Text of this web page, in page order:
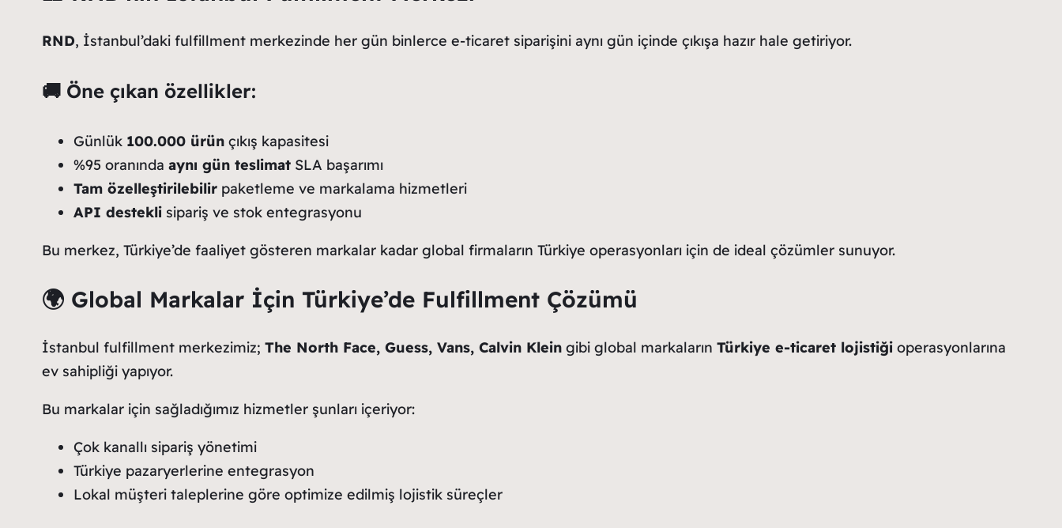
RND, İstanbul’daki fulfillment merkezinde her gün binlerce e-ticaret siparişini aynı gün içinde çıkışa hazır hale getiriyor.
🚚 Öne çıkan özellikler:
Günlük 100.000 ürünçıkış kapasitesi
%95 oranında aynı gün teslimatSLA başarımı
Tam özelleştirilebilirpaketleme ve markalama hizmetleri
API desteklisipariş ve stok entegrasyonu
Bu merkez, Türkiye’de faaliyet gösteren markalar kadar global firmaların Türkiye operasyonları için de ideal çözümler sunuyor.
🌍 Global Markalar İçin Türkiye’de Fulfillment Çözümü
İstanbul fulfillment merkezimiz; The North Face, Guess, Vans, Calvin Kleingibi global markaların Türkiye e-ticaret lojistiğioperasyonlarına
ev sahipliği yapıyor.
Bu markalar için sağladığımız hizmetler şunları içeriyor:
Çok kanallı sipariş yönetimi
Türkiye pazaryerlerine entegrasyon
Lokal müşteri taleplerine göre optimize edilmiş lojistik süreçler